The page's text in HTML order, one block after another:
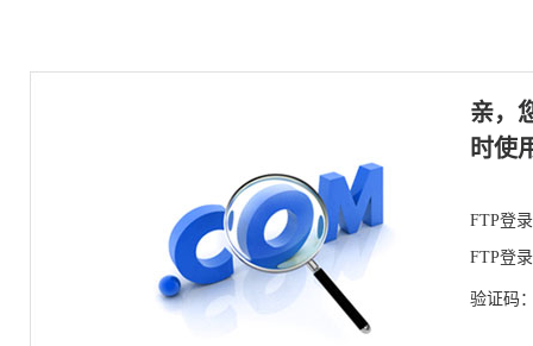
亲，
时使
FTP登
FTP登
验证码